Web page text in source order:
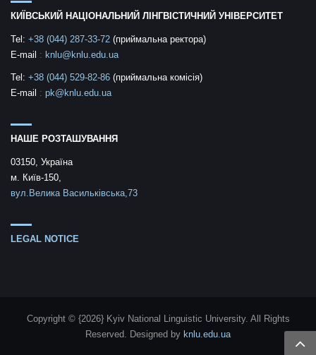
КИЇВСЬКИЙ НАЦІОНАЛЬНИЙ ЛІНГВІСТИЧНИЙ УНІВЕРСИТЕТ
Tel: +38 (044) 287-33-72 (приймальна ректора)
E-mail : knlu@knlu.edu.ua
Tel: +38 (044) 529-82-86 (приймальна комісія)
E-mail : pk@knlu.edu.ua
НАШЕ РОЗТАШУВАННЯ
03150, Україна
м. Київ-150,
вул.Велика Васильківська,73
LEGAL NOTICE
Copyright © {2026} Kyiv National Linguistic University. All Rights
Reserved. Designed by knlu.edu.ua